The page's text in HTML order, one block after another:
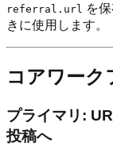
referral.url を
きに使用します。
コアワーク
プライマリ:
投稿へ